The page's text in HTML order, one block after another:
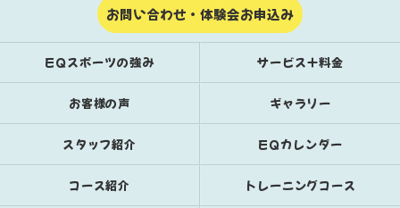
お問い合わせ・体験会お申込み
EQスポーツの強み サービス＋料金
お客様の声 ギャラリー
スタッフ紹介 EQカレンダー
コース紹介 トレーニングコース